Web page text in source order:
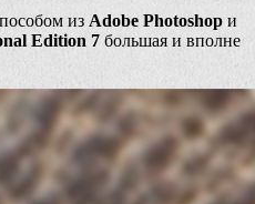
из Adobe Photoshop и
Edition 7 большая и вполне